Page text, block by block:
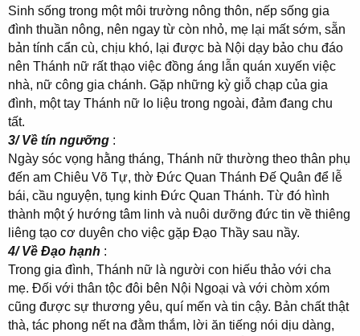
Sinh sống trong một môi trường nông thôn, nếp sống gia
đình thuần nông, nên ngay từ còn nhỏ, mẹ lại mất sớm, sẵn
bản tính cẩn cù, chịu khó, lại được bà Nội dạy bảo chu đáo
nên Thánh nữ rất thạo việc đồng áng lẫn quán xuyến việc
nhà, nữ công gia chánh. Gặp những kỳ giỗ chạp của gia
đình, một tay Thánh nữ lo liệu trong ngoài, đảm đang chu
tất.
3/ Về tín ngưỡng :
Ngày sóc vọng hằng tháng, Thánh nữ thường theo thân phụ
đến am Chiêu Võ Tự, thờ Đức Quan Thánh Đế Quân để lễ
bái, cầu nguyện, tụng kinh Đức Quan Thánh. Từ đó hình
thành một ý hướng tâm linh và nuôi dưỡng đức tin về thiêng
liêng tạo cơ duyên cho việc gặp Đạo Thầy sau nầy.
4/ Về Đạo hạnh :
Trong gia đình, Thánh nữ là người con hiếu thảo với cha
mẹ. Đối với thân tộc đôi bên Nội Ngoại và với chòm xóm
cũng được sự thương yêu, quí mến và tin cậy. Bản chất thật
thà, tác phong nết na đằm thắm, lời ăn tiếng nói dịu dàng,